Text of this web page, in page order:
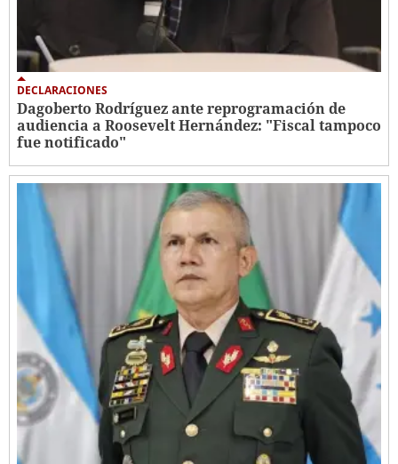
DECLARACIONES
Dagoberto Rodríguez ante reprogramación de
audiencia a Roosevelt Hernández: "Fiscal tampoco
fue notificado"